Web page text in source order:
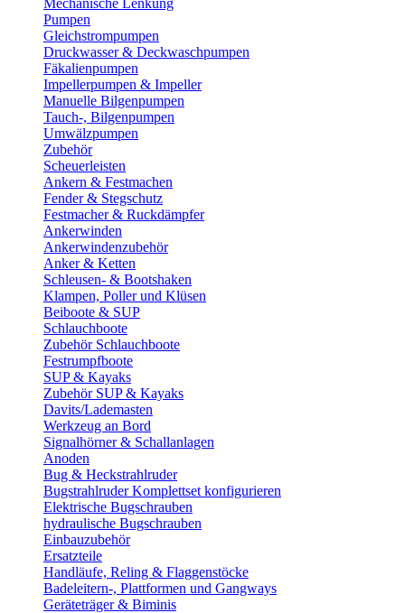
Mechanische Lenkung
Pumpen
Gleichstrompumpen
Druckwasser & Deckwaschpumpen
Fäkalienpumpen
Impellerpumpen & Impeller
Manuelle Bilgenpumpen
Tauch-, Bilgenpumpen
Umwälzpumpen
Zubehör
Scheuerleisten
Ankern & Festmachen
Fender & Stegschutz
Festmacher & Ruckdämpfer
Ankerwinden
Ankerwindenzubehör
Anker & Ketten
Schleusen- & Bootshaken
Klampen, Poller und Klüsen
Beiboote & SUP
Schlauchboote
Zubehör Schlauchboote
Festrumpfboote
SUP & Kayaks
Zubehör SUP & Kayaks
Davits/Lademasten
Werkzeug an Bord
Signalhörner & Schallanlagen
Anoden
Bug & Heckstrahlruder
Bugstrahlruder Komplettset konfigurieren
Elektrische Bugschrauben
hydraulische Bugschrauben
Einbauzubehör
Ersatzteile
Handläufe, Reling & Flaggenstöcke
Badeleitern-, Plattformen und Gangways
Geräteträger & Biminis